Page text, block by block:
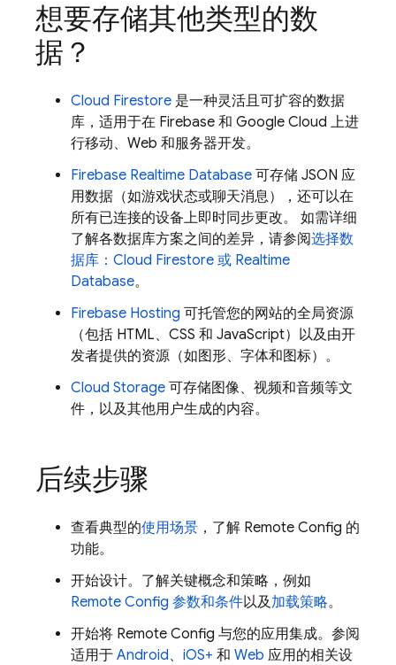
想要存储其他类型的数
据？
Cloud Firestore 是一种灵活且可扩容的数据
库，适用于在 Firebase 和 Google Cloud 上进
行移动、Web 和服务器开发。
Firebase Realtime Database 可存储 JSON 应
用数据（如游戏状态或聊天消息），还可以在
所有已连接的设备上即时同步更改。 如需详细
了解各数据库方案之间的差异，请参阅选择数
据库： Cloud Firestore 或 Realtime
Database。
Firebase Hosting 可托管您的网站的全局资源
（包括 HTML、CSS 和 JavaScript）以及由开
发者提供的资源（如图形、字体和图标）。
Cloud Storage 可存储图像、视频和音频等文
件，以及其他用户生成的内容。
后续步骤
查看典型的使用场景 ，了解 Remote Config 的
功能。
开始设计。了解关键概念和策略，例如
Remote Config 参数和条件以及加载策略。
开始将 Remote Config 与您的应用集成。参阅
适用于 Android、 iOS+ 和 Web 应用的相关设